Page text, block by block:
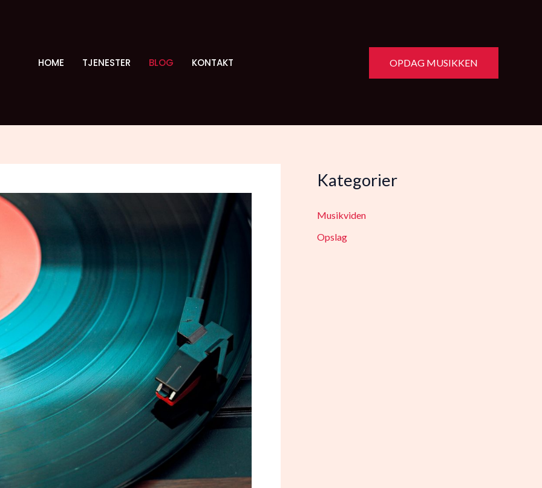
HOME TJENESTER BLOG KONTAKT OPDAG MUSIKKEN
Kategorier
Musikviden
Opslag